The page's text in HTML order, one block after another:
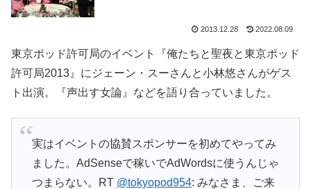
2013.12.28 2022.08.09
東京ポッド許可局のイベント『俺たちと聖夜と東京ポッド
許可局2013』にジェーン・スーさんと小林悠さんがゲス
ト出演。『声出す女論』などを語り合っていました。
実はイベントの協賛スポンサーを初めてやってみ
ました。AdSenseで稼いでAdWordsに使うんじゃ
つまらない。RT @tokyopod954: みなさま、ご来